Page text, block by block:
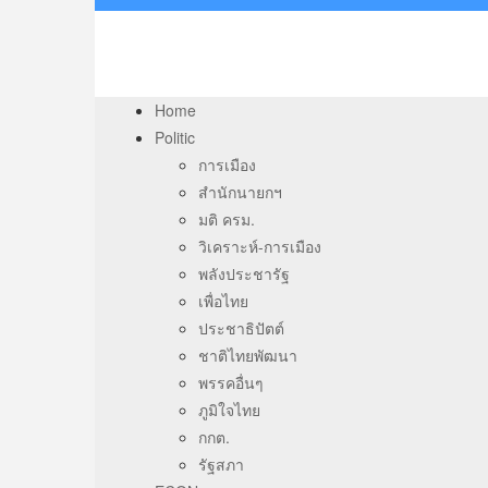
Home
Politic
การเมือง
สำนักนายกฯ
มติ ครม.
วิเคราะห์-การเมือง
พลังประชารัฐ
เพื่อไทย
ประชาธิปัตต์
ชาติไทยพัฒนา
พรรคอื่นๆ
ภูมิใจไทย
กกต.
รัฐสภา